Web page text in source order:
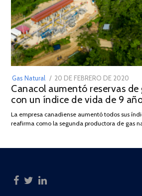
Gas Natural
POSTED
ON
20 DE FEBRERO DE 2020
DE
Canacol aumentó reservas de
con un índice de vida de 9
La empresa canadiense aumentó todos sus
reafirma como la segunda productora de gas